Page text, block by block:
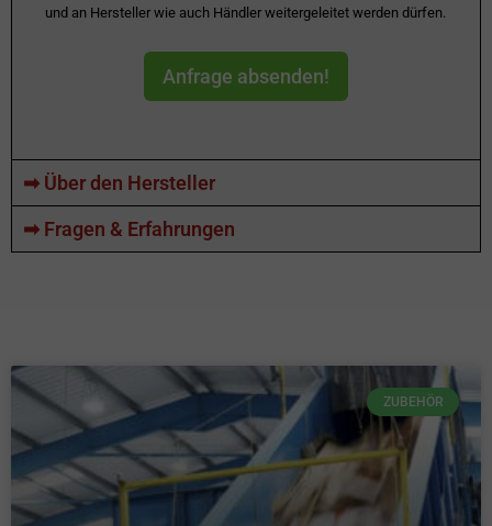
und an Hersteller wie auch Händler weitergeleitet werden dürfen.
Anfrage absenden!
➡ Über den Hersteller
➡ Fragen & Erfahrungen
ZUBEHÖR